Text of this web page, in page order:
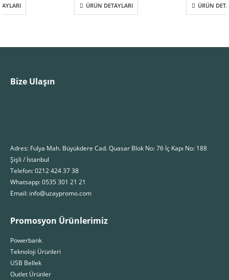
ÜRÜN DETAYLARI ÜRÜN DETAYLARI
Bize Ulaşın
Adres: Fulya Mah. Büyükdere Cad. Quasar Blok No: 76 İç Kapı No: 188
Şişli / İstanbul
Telefon: 0212 424 37 38
Whatsapp: 0535 301 21 21
Email: info@uzaypromo.com
Promosyon Ürünlerimiz
Powerbank
Teknoloji Ürünleri
USB Bellek
Outlet Ürünler